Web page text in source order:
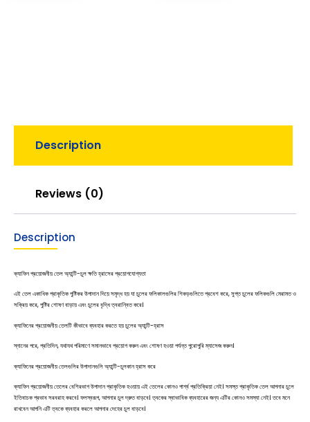
Description
Reviews (0)
Description
ক্যাফিন প্রয়োজনীয় তেল অ্যান্টি-চুল ক্ষতি হ্রাসের প্রয়োগযোগ্যতা
এই তেল একাধিক প্রাকৃতিক পুষ্টিকর উপাদান দিয়ে সমৃদ্ধ হয় যা চুলের ফলিকালগুলির শিকড়গুলিতে প্রবেশ করে, সুপ্ত চুলের ফলিকগুলি মেরামত ও
সক্রিয় করে, পুষ্টির শোষণ বাড়ায় এবং চুলের বৃদ্ধি ত্বরান্বিত করে।
ক্যাফিনের প্রয়োজনীয় তেলটি কীভাবে ব্যবহার করতে হয় চুলের অ্যান্টি-হ্রাস
স্নানের পরে, প্রতিদিন, যথাযথ পরিমাণে সমানভাবে প্রয়োগ করুন এবং শোষণ হওয়া পর্যন্ত পুরোপুরি ম্যাসেজ করুন।
ক্যাফিনের প্রয়োজনীয় তেলগুলির উপাদানগুলি অ্যান্টি-চুলকান হ্রাস করে
ক্যাফিন প্রয়োজনীয় তেলের বেশিরভাগ উপাদান প্রাকৃতিক হওয়ায় এই তেলের কোনও পার্শ্ব প্রতিক্রিয়া নেই। সমস্ত প্রাকৃতিক তেল আপনার চুলে
ইতিবাচক প্রভাব সরবরাহ করবে। ফলস্বরূপ, আপনার চুল দ্রুত বাড়বে। ত্বকের স্বাভাবিক ব্যবহারের জন্য এটির কোনও সমস্যা নেই। তবে মনে
রাখবেন আপনি এটি ত্বকে ব্যবহার করলে আপনার দেহের চুল বাড়বে।